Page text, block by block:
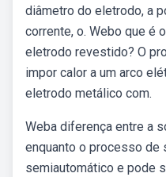
diâmetro do eletrodo, a
corrente, o. Webo que é
eletrodo revestido? O
impor calor a um arco
eletrodo metálico com.
Weba diferença entre a
enquanto o processo de
semiautomático e pode